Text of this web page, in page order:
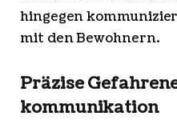
hingegen
mit den Bewohnern.
Präzise
kommunikation